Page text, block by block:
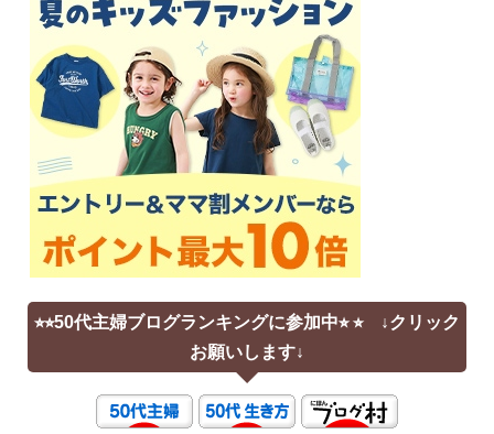
⭐︎⭐︎50代主婦ブログランキングに参加中⭐︎ ⭐︎ ↓クリック
お願いします↓